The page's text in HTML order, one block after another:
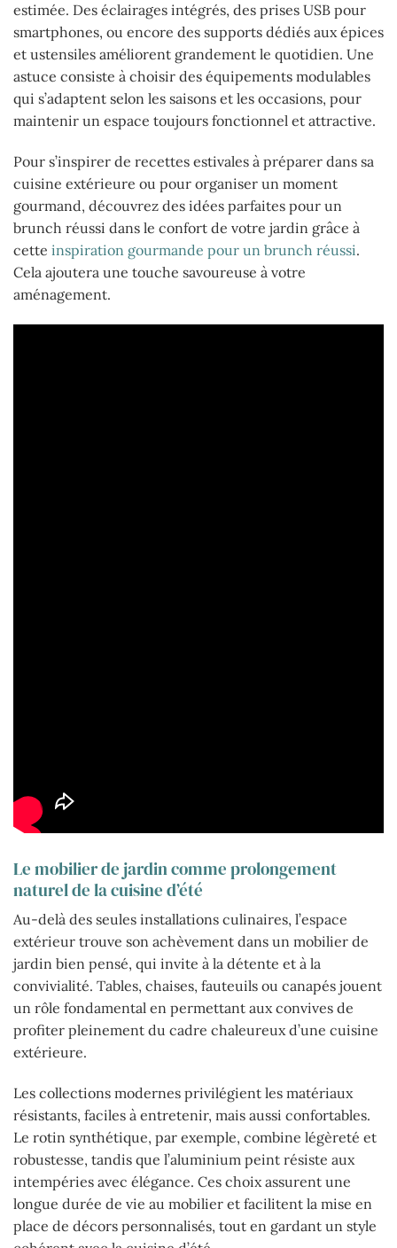
estimée. Des éclairages intégrés, des prises USB pour
smartphones, ou encore des supports dédiés aux épices
et ustensiles améliorent grandement le quotidien. Une
astuce consiste à choisir des équipements modulables
qui s’adaptent selon les saisons et les occasions, pour
maintenir un espace toujours fonctionnel et attractive.
Pour s’inspirer de recettes estivales à préparer dans sa
cuisine extérieure ou pour organiser un moment
gourmand, découvrez des idées parfaites pour un
brunch réussi dans le confort de votre jardin grâce à
cette inspiration gourmande pour un brunch réussi.
Cela ajoutera une touche savoureuse à votre
aménagement.
Le mobilier de jardin comme prolongement
naturel de la cuisine d’été
Au-delà des seules installations culinaires, l’espace
extérieur trouve son achèvement dans un mobilier de
jardin bien pensé, qui invite à la détente et à la
convivialité. Tables, chaises, fauteuils ou canapés jouent
un rôle fondamental en permettant aux convives de
profiter pleinement du cadre chaleureux d’une cuisine
extérieure.
Les collections modernes privilégient les matériaux
résistants, faciles à entretenir, mais aussi confortables.
Le rotin synthétique, par exemple, combine légèreté et
robustesse, tandis que l’aluminium peint résiste aux
intempéries avec élégance. Ces choix assurent une
longue durée de vie au mobilier et facilitent la mise en
place de décors personnalisés, tout en gardant un style